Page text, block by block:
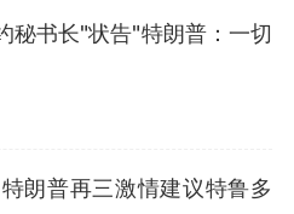
秘书长"状告"特朗普：一切
朗普再三激情建议特鲁多